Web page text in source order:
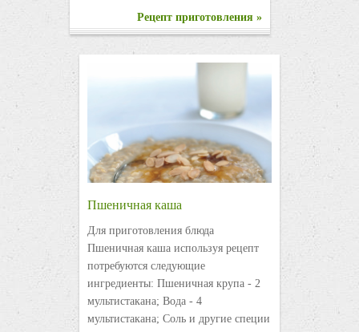
Рецепт приготовления »
Пшеничная каша
Для приготовления блюда
Пшеничная каша используя рецепт
потребуются следующие
ингредиенты: Пшеничная крупа - 2
мультистакана; Вода - 4
мультистакана; Соль и другие специи